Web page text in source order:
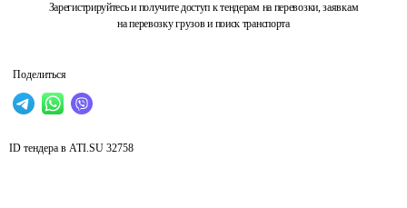
Зарегистрируйтесь и получите доступ к тендерам на перевозки, заявкам
на перевозку грузов и поиск транспорта
Поделиться
ID тендера в ATI.SU 32758